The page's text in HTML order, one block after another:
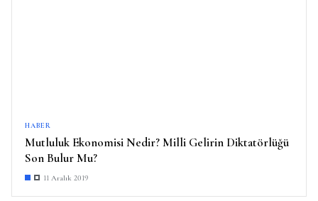
HABER
Mutluluk Ekonomisi Nedir? Milli Gelirin Diktatörlüğü
Son Bulur Mu?
11 Aralık 2019